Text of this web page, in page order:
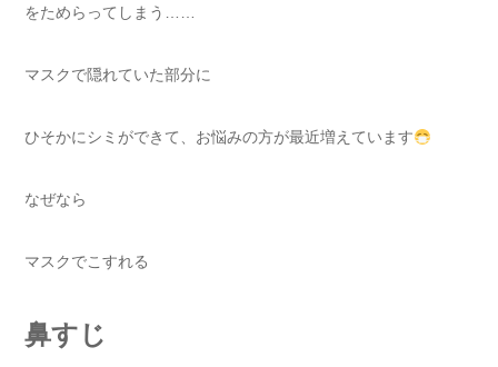
をためらってしまう……
マスクで隠れていた部分に
ひそかにシミができて、お悩みの方が最近増えています
なぜなら
マスクでこすれる
鼻すじ